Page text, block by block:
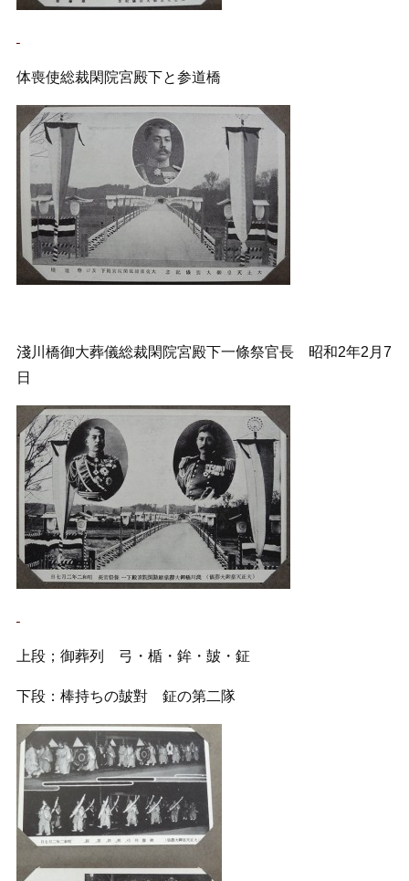
体喪使総裁閑院宮殿下と参道橋
淺川橋御大葬儀総裁閑院宮殿下一條祭官長 昭和2年2月7
日
上段；御葬列 弓・楯・鉾・皷・鉦
下段：棒持ちの皷對 鉦の第二隊